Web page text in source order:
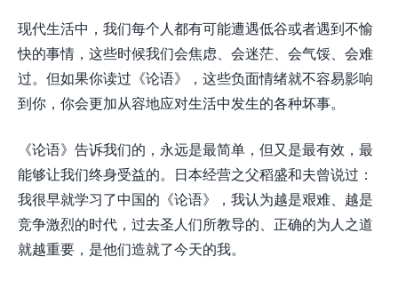
现代生活中，我们每个人都有可能遭遇低谷或者遇到不愉
快的事情，这些时候我们会焦虑、会迷茫、会气馁、会难
过。但如果你读过《论语》，这些负面情绪就不容易影响
到你，你会更加从容地应对生活中发生的各种坏事。
《论语》告诉我们的，永远是最简单，但又是最有效，最
能够让我们终身受益的。日本经营之父稻盛和夫曾说过：
我很早就学习了中国的《论语》，我认为越是艰难、越是
竞争激烈的时代，过去圣人们所教导的、正确的为人之道
就越重要，是他们造就了今天的我。